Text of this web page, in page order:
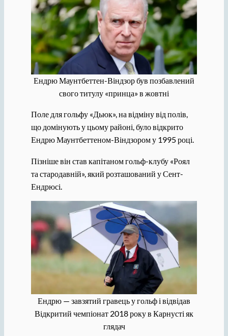
Ендрю Маунтбеттен-Віндзор був позбавлений
свого титулу «принца» в жовтні
Поле для гольфу «Дьюк», на відміну від полів,
що домінують у цьому районі, було відкрито
Ендрю Маунтбеттеном-Віндзором у 1995 році.
Пізніше він став капітаном гольф-клубу «Роял
та стародавній», який розташований у Сент-
Ендрюсі.
Ендрю — завзятий гравець у гольф і відвідав
Відкритий чемпіонат 2018 року в Карнусті як
глядач